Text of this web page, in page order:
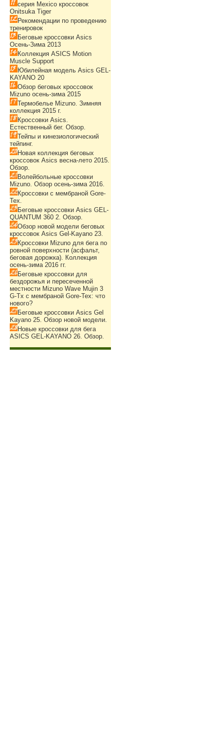
серия Mexico кроссовок
Onitsuka Tiger
Рекомендации по проведению
тренировок
Беговые кроссовки Asics
Осень-Зима 2013
Коллекция ASICS Motion
Muscle Support
Юбилейная модель Asics GEL-
KAYANO 20
Обзор беговых кроссовок
Mizuno осень-зима 2015
Термобелье Mizuno. Зимняя
коллекция 2015 г.
Кроссовки Asics.
Естественный бег. Обзор.
Тейпы и кинезиологический
тейпинг.
Новая коллекция беговых
кроссовок Asics весна-лето 2015.
Обзор.
Волейбольные кроссовки
Mizuno. Обзор осень-зима 2016.
Кроссовки с мембраной Gore-
Tex.
Беговые кроссовки Asics GEL-
QUANTUM 360 2. Обзор.
Обзор новой модели беговых
кроссовок Asics Gel-Kayano 23.
Кроссовки Mizuno для бега по
ровной поверхности (асфальт,
беговая дорожка). Коллекция
осень-зима 2016 гг.
Беговые кроссовки для
бездорожья и пересеченной
местности Mizuno Wave Mujin 3
G-Tx с мембраной Gore-Tex: что
нового?
Беговые кроссовки Asics Gel
Kayano 25. Обзор новой модели.
Новые кроссовки для бега
ASICS GEL-KAYANO 26. Обзор.